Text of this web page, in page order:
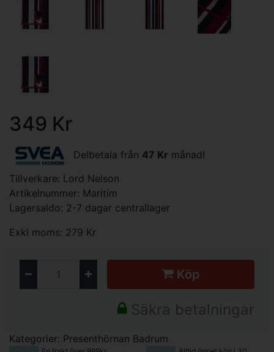
349 Kr
Delbetala från 47 Kr månad!
Tillverkare: Lord Nelson
Artikelnummer: Maritim
Lagersaldo: 2-7 dagar centrallager
Exkl moms: 279 Kr
Köp
Säkra betalningar
Kategorier: Presenthörnan Badrum